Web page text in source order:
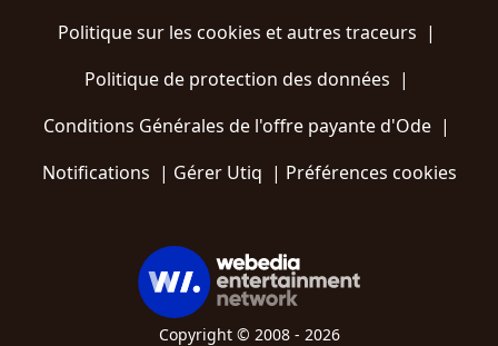
Politique sur les cookies et autres traceurs |
Politique de protection des données |
Conditions Générales de l'offre payante d'Ode |
Notifications | Gérer Utiq | Préférences cookies
Copyright © 2008 - 2026